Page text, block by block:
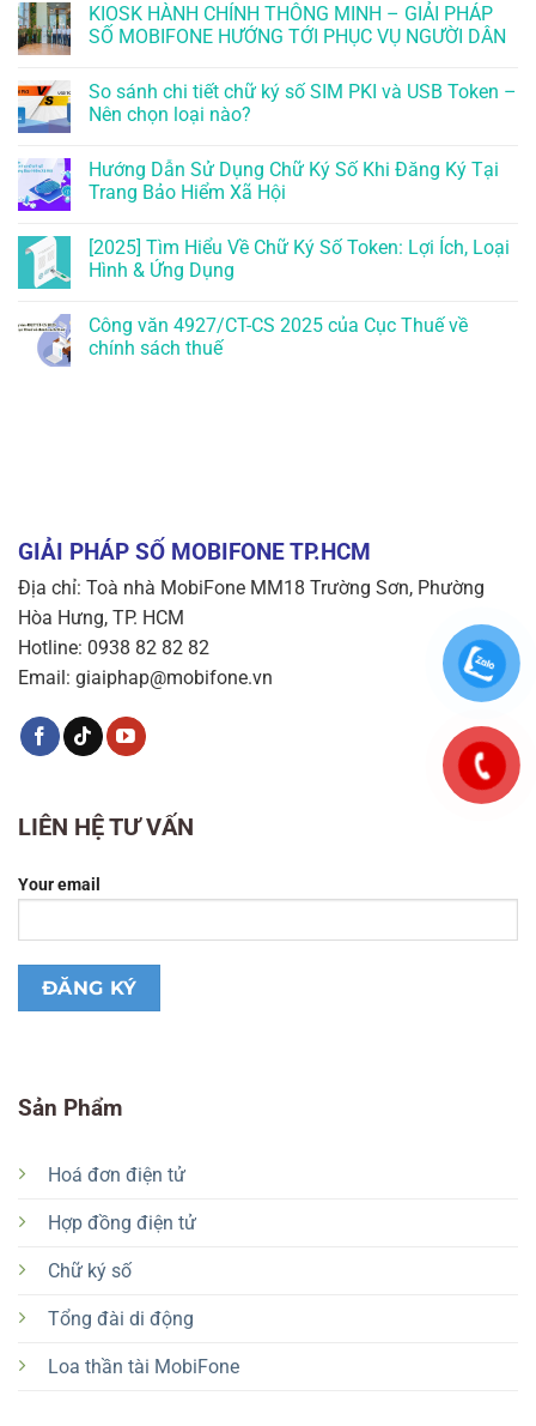
KIOSK HÀNH CHÍNH THÔNG MINH – GIẢI PHÁP
SỐ MOBIFONE HƯỚNG TỚI PHỤC VỤ NGƯỜI DÂN
So sánh chi tiết chữ ký số SIM PKI và USB Token –
Nên chọn loại nào?
Hướng Dẫn Sử Dụng Chữ Ký Số Khi Đăng Ký Tại
Trang Bảo Hiểm Xã Hội
[2025] Tìm Hiểu Về Chữ Ký Số Token: Lợi Ích, Loại
Hình & Ứng Dụng
Công văn 4927/CT-CS 2025 của Cục Thuế về
chính sách thuế
GIẢI PHÁP SỐ MOBIFONE TP.HCM
Địa chỉ: Toà nhà MobiFone MM18 Trường Sơn, Phường
Hòa Hưng, TP. HCM
Hotline: 0938 82 82 82
Email: giaiphap@mobifone.vn
Sản Phẩm
Hoá đơn điện tử
Hợp đồng điện tử
Chữ ký số
Tổng đài di động
Loa thần tài MobiFone
LIÊN HỆ TƯ VẤN
Your email